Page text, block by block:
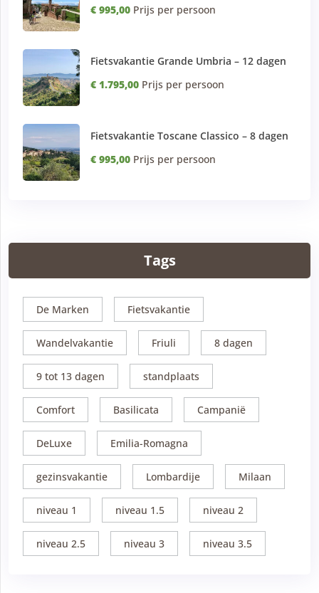
€ 995,00 Prijs per persoon
Fietsvakantie Grande Umbria – 12 dagen
€ 1.795,00 Prijs per persoon
Fietsvakantie Toscane Classico – 8 dagen
€ 995,00 Prijs per persoon
Tags
De Marken Fietsvakantie
Wandelvakantie Friuli 8 dagen
9 tot 13 dagen standplaats
Comfort Basilicata Campanië
DeLuxe Emilia-Romagna
gezinsvakantie Lombardije Milaan
niveau 1 niveau 1.5 niveau 2
niveau 2.5 niveau 3 niveau 3.5